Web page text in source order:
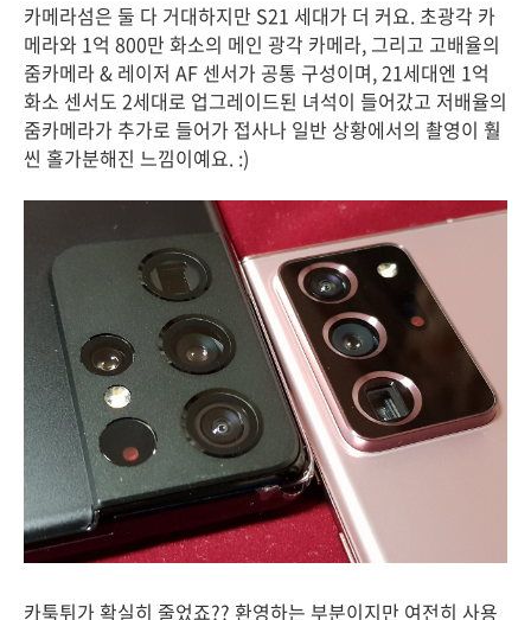
카메라섬은 둘 다 거대하지만 S21 세대가 더 커요. 초광각 카
메라와 1억 800만 화소의 메인 광각 카메라, 그리고 고배율의
줌카메라 & 레이저 AF 센서가 공통 구성이며, 21세대엔 1억
화소 센서도 2세대로 업그레이드된 녀석이 들어갔고 저배율의
줌카메라가 추가로 들어가 접사나 일반 상황에서의 촬영이 훨
씬 홀가분해진 느낌이예요. :)
카툭튀가 확실히 줄었죠?? 환영하는 부분이지만 여전히 사용